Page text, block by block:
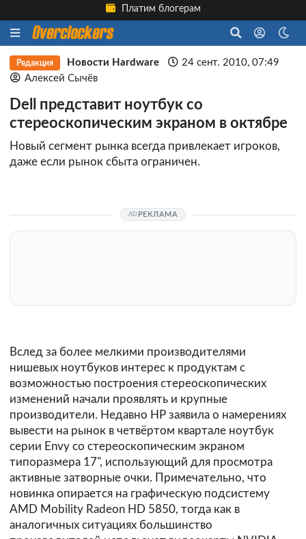
Платим блогерам
Редакция Новости Hardware
24 сент. 2010, 07:49
Алексей Сычёв
Dell представит ноутбук со
стереоскопическим экраном в октябре
Новый сегмент рынка всегда привлекает игроков,
даже если рынок сбыта ограничен.
РЕКЛАМА
Вслед за более мелкими производителями
нишевых ноутбуков интерес к продуктам с
возможностью построения стереоскопических
изменений начали проявлять и крупные
производители. Недавно HP заявила о намерениях
вывести на рынок в четвёртом квартале ноутбук
серии Envy со стереоскопическим экраном
типоразмера 17", использующий для просмотра
активные затворные очки. Примечательно, что
новинка опирается на графическую подсистему
AMD Mobility Radeon HD 5850, тогда как в
аналогичных ситуациях большинство